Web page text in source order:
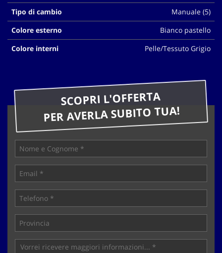
Tipo di cambio
Manuale (5)
Colore esterno
Bianco pastello
Colore interni
Pelle/Tessuto Grigio
SCOPRI L'OFFERTA
PER AVERLA SUBITO TUA!
Puoi
rivedere
e
modificare
le
qualsiasi
momento.
Cookie delle preferenze
Cookie per il miglioramento dell'esperienza utente